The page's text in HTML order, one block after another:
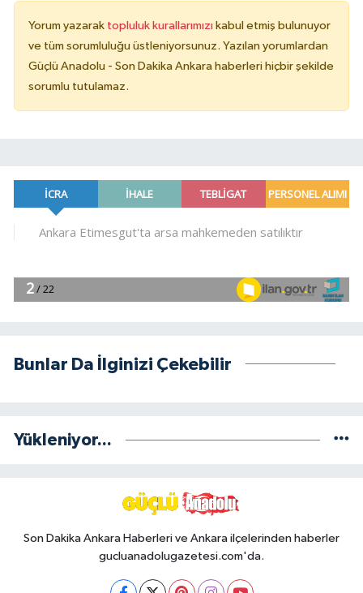
Yorum yazarak topluluk kurallarımızı kabul etmiş bulunuyor
ve tüm sorumluluğu üstleniyorsunuz. Yazılan yorumlardan
Güçlü Anadolu - Son Dakika Ankara haberleri hiçbir şekilde
sorumlu tutulamaz.
Bunlar Da İlginizi Çekebilir
Yükleniyor...
Son Dakika Ankara Haberleri ve Ankara ilçelerinden haberler
gucluanadolugazetesi.com'da.